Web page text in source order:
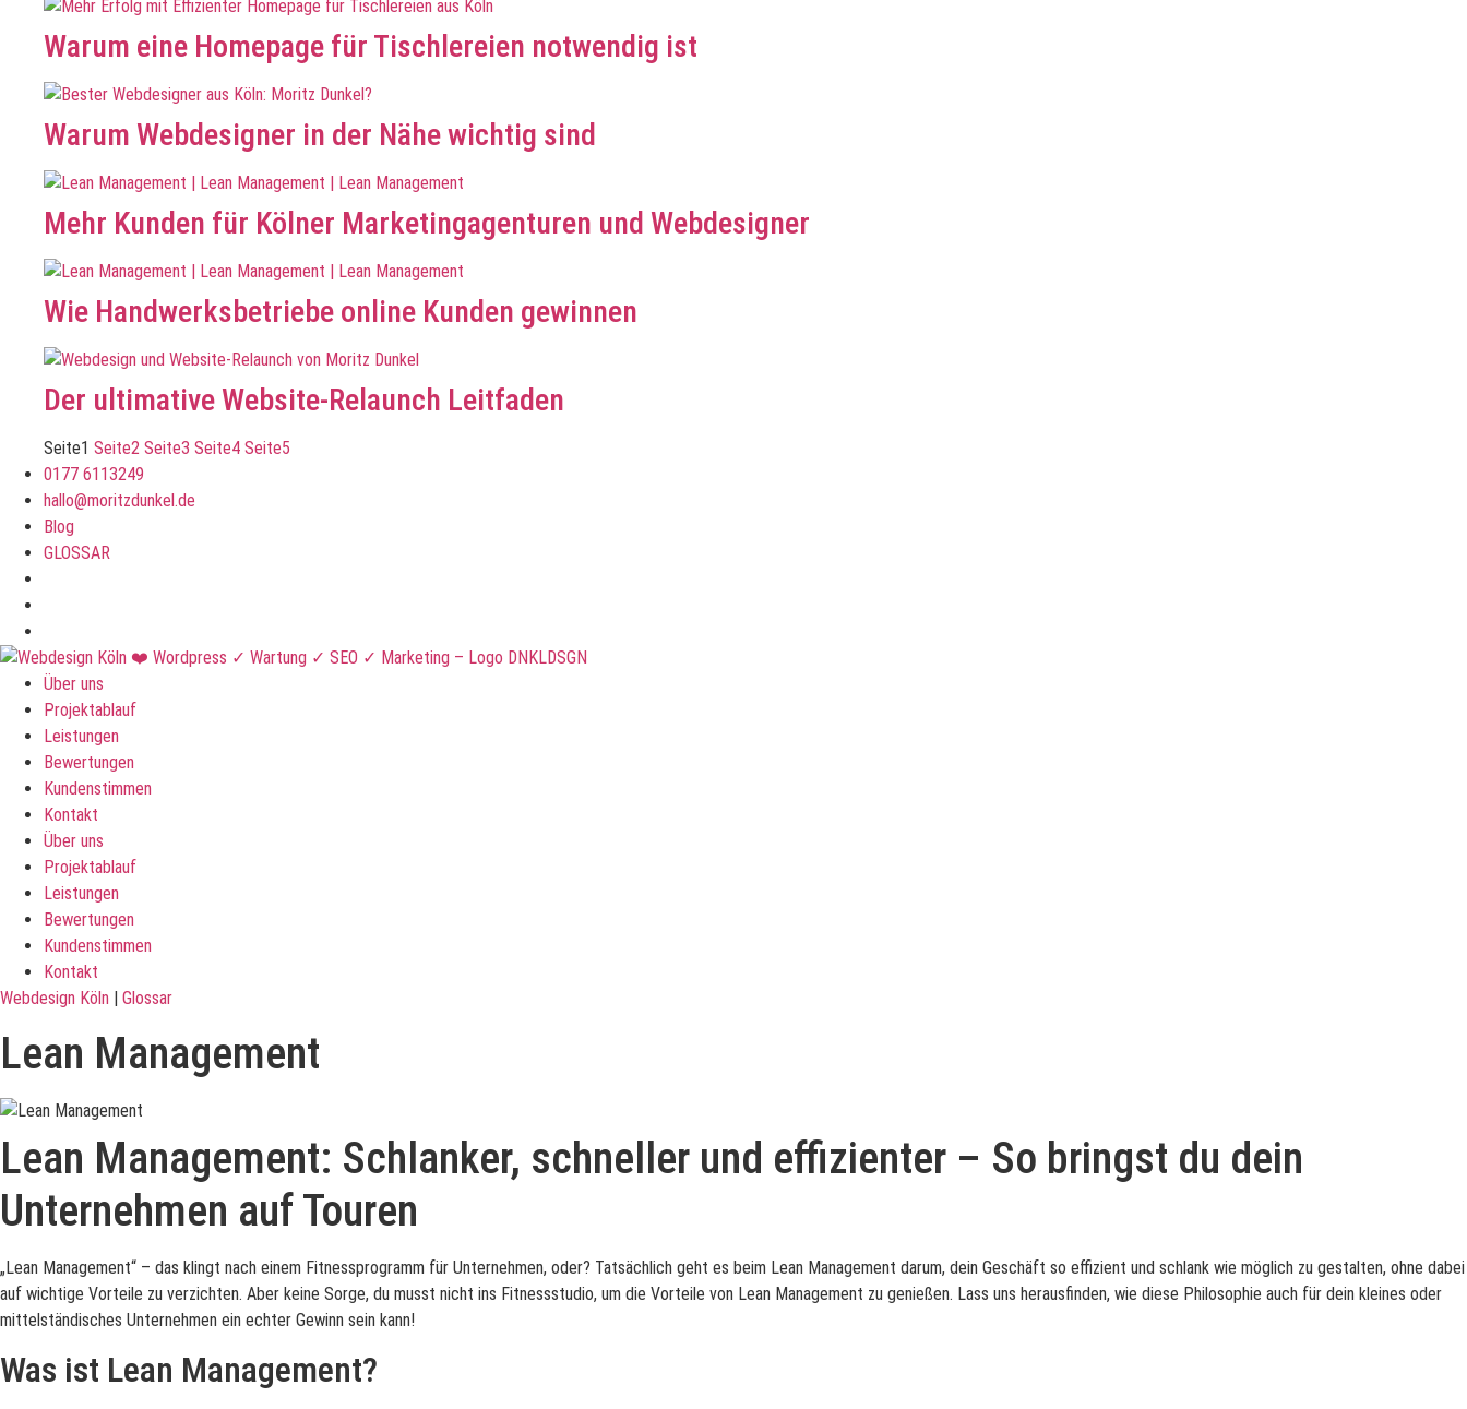
Warum eine Homepage für Tischlereien notwendig ist
Warum Webdesigner in der Nähe wichtig sind
Mehr Kunden für Kölner Marketingagenturen und Webdesigner
Wie Handwerksbetriebe online Kunden gewinnen
Der ultimative Website-Relaunch Leitfaden
Seite1 Seite2 Seite3 Seite4 Seite5
0177 6113249
hallo@moritzdunkel.de
Blog
GLOSSAR
Über uns
Projektablauf
Leistungen
Bewertungen
Kundenstimmen
Kontakt
Über uns
Projektablauf
Leistungen
Bewertungen
Kundenstimmen
Kontakt
Webdesign Köln
Glossar
Lean Management
Lean Management: Schlanker, schneller und effizienter – So bringst du dein
Unternehmen auf Touren
„Lean Management“ – das klingt nach einem Fitnessprogramm für Unternehmen, oder? Tatsächlich geht es beim Lean Management darum, dein Geschäft so effizient und schlank wie möglich zu gestalten, ohne dabei
auf wichtige Vorteile zu verzichten. Aber keine Sorge, du musst nicht ins Fitnessstudio, um die Vorteile von Lean Management zu genießen. Lass uns herausfinden, wie diese Philosophie auch für dein kleines oder
mittelständisches Unternehmen ein echter Gewinn sein kann!
Was ist Lean Management?